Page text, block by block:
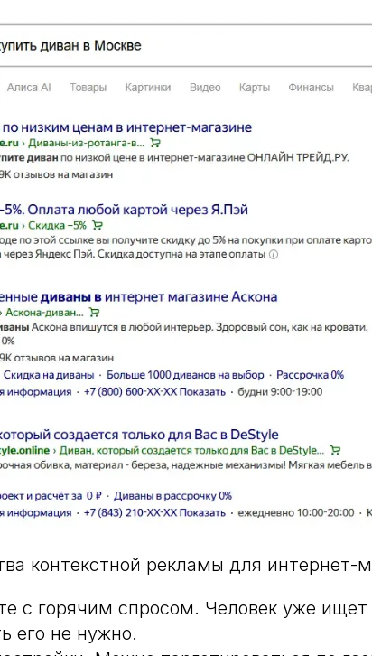
контекстной рекламы для интернет-
с горячим спросом. Человек уже
его не нужно.